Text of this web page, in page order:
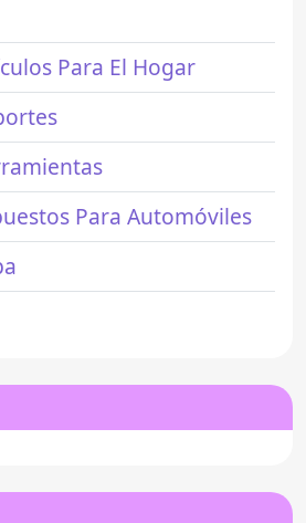
Para El Hogar
Para Automóviles